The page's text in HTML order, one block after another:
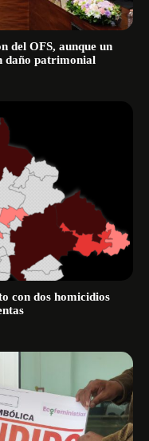
del OFS, aunque un
daño patrimonial
con dos homicidios